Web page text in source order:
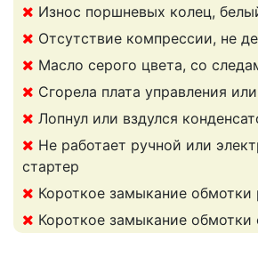
Износ поршневых колец,
Отсутствие компрессии, не
Масло серого цвета, со
Сгорела плата управления
Лопнул или вздулся
Не работает ручной или
стартер
Короткое замыкание обмотки
Короткое замыкание обмотки